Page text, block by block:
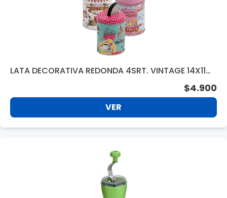
LATA DECORATIVA REDONDA 4SRT. VINTAGE 14X11C
$4.900
VER